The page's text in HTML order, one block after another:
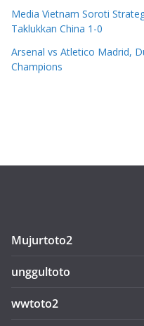
Media Vietnam Soroti
Taklukkan China 1-0
Arsenal vs Atletico Madrid,
Champions
Mujurtoto2
unggultoto
wwtoto2